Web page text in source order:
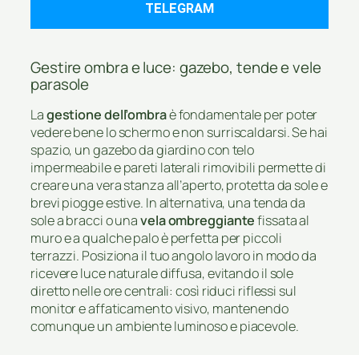
TELEGRAM
Gestire ombra e luce: gazebo, tende e vele
parasole
Lagestione dell’ombraè fondamentale per poter
vedere bene lo schermo e non surriscaldarsi. Se hai
spazio, un gazebo da giardino con telo
impermeabile e pareti laterali rimovibili permette di
creare una vera stanza all’aperto, protetta da sole e
brevi piogge estive. In alternativa, una tenda da
sole a bracci o unavela ombreggiantefissata al
muro e a qualche palo è perfetta per piccoli
terrazzi. Posiziona il tuo angolo lavoro in modo da
ricevere luce naturale diffusa, evitando il sole
diretto nelle ore centrali: così riduci riflessi sul
monitor e affaticamento visivo, mantenendo
comunque un ambiente luminoso e piacevole.